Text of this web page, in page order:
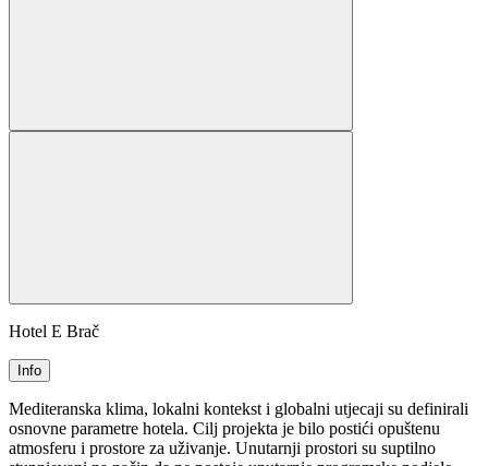
Hotel E Brač
Info
Mediteranska klima, lokalni kontekst i globalni utjecaji su definirali
osnovne parametre hotela. Cilj projekta je bilo postići opuštenu
atmosferu i prostore za uživanje. Unutarnji prostori su suptilno